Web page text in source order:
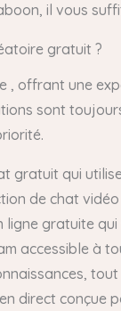
il vous
gratuit ?
, offrant une
sont
gratuit qui
de chat
gratuite
accessible à
direct conçue